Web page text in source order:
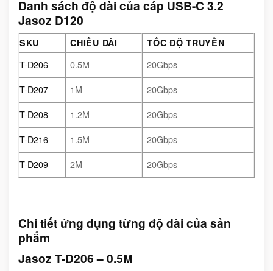
Danh sách độ dài của cáp USB-C 3.2
Jasoz D120
SKU CHIỀU DÀI TỐC ĐỘ TRUYỀN
T-D206 0.5M
20Gbps
T-D207
1M
20Gbps
T-D208
1.2M
20Gbps
T-D216
1.5M
20Gbps
T-D209
2M 20Gbps
Chi tiết ứng dụng từng độ dài của sản
phẩm
Jasoz T-D206 – 0.5M